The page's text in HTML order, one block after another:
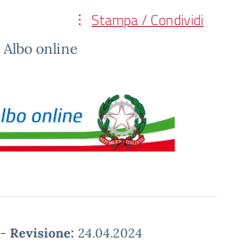
Stampa / Condividi
Albo online
- Revisione: 24.04.2024